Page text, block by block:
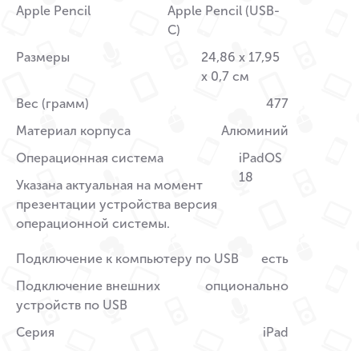
Apple Pencil
Apple Pencil (USB-
C)
Размеры
24,86 x 17,95
x 0,7 см
Вес (грамм)
477
Материал корпуса
Алюминий
Операционная система
Указана актуальная на момент
презентации устройства версия
операционной системы.
iPadOS
18
Подключение к компьютеру по USB
есть
Подключение внешних
устройств по USB
опционально
Серия
iPad